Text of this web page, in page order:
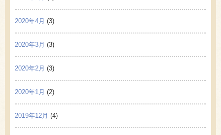
2020年4月 (3)
2020年3月 (3)
2020年2月 (3)
2020年1月 (2)
2019年12月 (4)